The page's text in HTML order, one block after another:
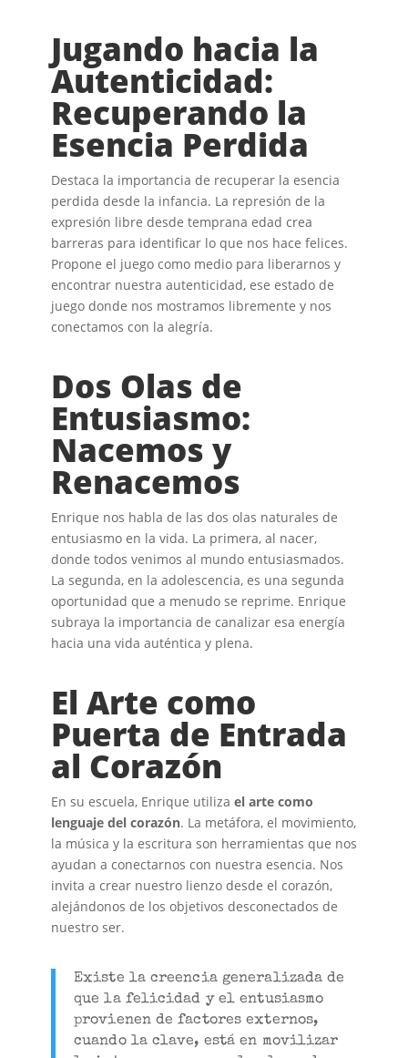
Jugando hacia la
Autenticidad:
Recuperando la
Esencia Perdida
Destaca la importancia de recuperar la esencia
perdida desde la infancia. La represión de la
expresión libre desde temprana edad crea
barreras para identificar lo que nos hace felices.
Propone el juego como medio para liberarnos y
encontrar nuestra autenticidad, ese estado de
juego donde nos mostramos libremente y nos
conectamos con la alegría.
Dos Olas de
Entusiasmo:
Nacemos y
Renacemos
Enrique nos habla de las dos olas naturales de
entusiasmo en la vida. La primera, al nacer,
donde todos venimos al mundo entusiasmados.
La segunda, en la adolescencia, es una segunda
oportunidad que a menudo se reprime. Enrique
subraya la importancia de canalizar esa energía
hacia una vida auténtica y plena.
El Arte como
Puerta de Entrada
al Corazón
En su escuela, Enrique utiliza el arte como
lenguaje del corazón. La metáfora, el movimiento,
la música y la escritura son herramientas que nos
ayudan a conectarnos con nuestra esencia. Nos
invita a crear nuestro lienzo desde el corazón,
alejándonos de los objetivos desconectados de
nuestro ser.
Existe la creencia generalizada de
que la felicidad y el entusiasmo
provienen de factores externos,
cuando la clave, está en movilizar